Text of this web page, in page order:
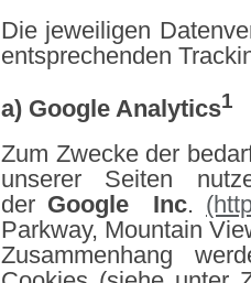
Die jeweiligen
entsprechenden
a) Google Analytics1
Zum Zwecke der
unserer Seiten
der Google Inc.
Parkway, Mountain
Zusammenhang